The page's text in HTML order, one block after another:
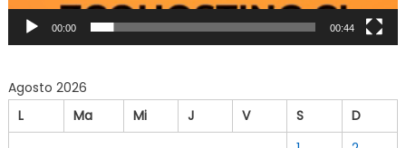
00:00 00:44
Agosto 2026
L
Ma Mi J V S
D